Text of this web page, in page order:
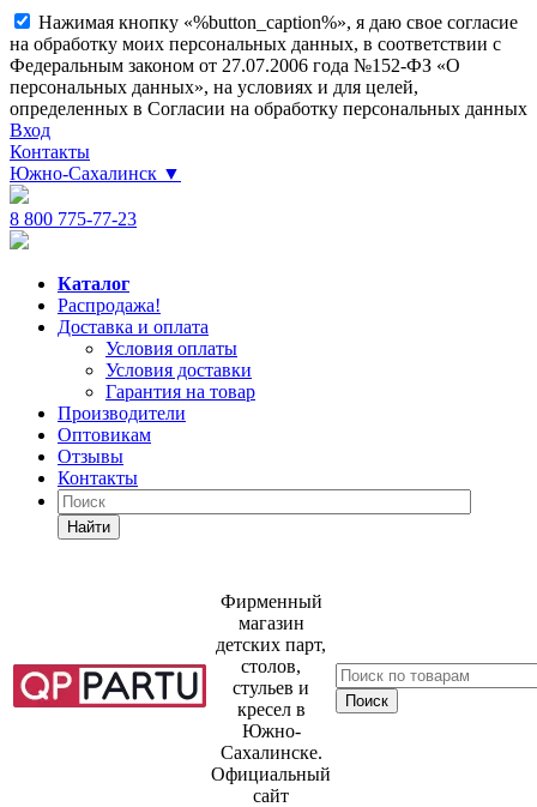
Нажимая кнопку «%button_caption%», я даю свое согласие
на обработку моих персональных данных, в соответствии с
Федеральным законом от 27.07.2006 года №152-ФЗ «О
персональных данных», на условиях и для целей,
определенных в Согласии на обработку персональных данных
Вход
Контакты
Южно-Сахалинск ▼
8 800 775-77-23
Каталог
Распродажа!
Доставка и оплата
Условия оплаты
Условия доставки
Гарантия на товар
Производители
Оптовикам
Отзывы
Контакты
Найти
Фирменный
магазин
детских парт,
столов,
стульев и
кресел в
Южно-
Сахалинске.
Официальный
сайт